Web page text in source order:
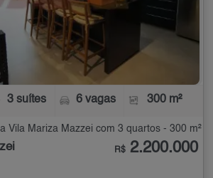
3 suítes 6 vagas 300 m²
Vila Mariza Mazzei com 3 quartos - 300 m²
R$ 2.200.000